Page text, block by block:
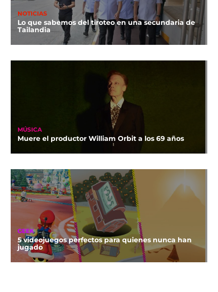
NOTICIAS
Lo que sabemos del tiroteo en una secundaria de
Tailandia
MÚSICA
Muere el productor William Orbit a los 69 años
GEEK
5 videojuegos perfectos para quienes nunca han
jugado